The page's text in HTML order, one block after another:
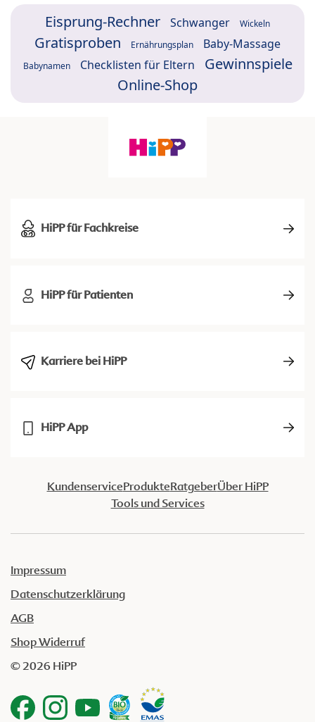
Eisprung-Rechner Schwanger Wickeln
Gratisproben Ernährungsplan Baby-Massage
Babynamen Checklisten für Eltern
Gewinnspiele
Online-Shop
HiPP für Fachkreise
HiPP für Patienten
Karriere bei HiPP
HiPP App
KundenserviceProdukteRatgeberÜber HiPP
Tools und Services
Impressum
Datenschutzerklärung
AGB
Shop Widerruf
© 2026 HiPP